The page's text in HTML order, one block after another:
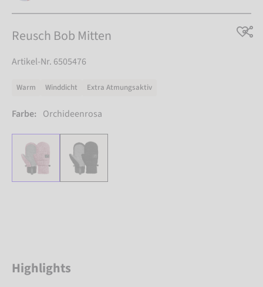
Reusch Bob Mitten
Artikel-Nr. 6505476
Warm Winddicht Extra Atmungsaktiv
Farbe: Orchideenrosa
Highlights